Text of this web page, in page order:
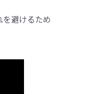
避けるため